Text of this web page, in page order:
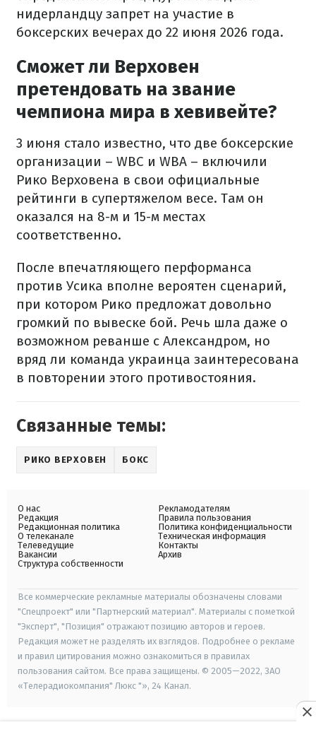
нидерландцу запрет на участие в
боксерских вечерах до 22 июня 2026 года.
Сможет ли Верховен
претендовать на звание
чемпиона мира в хевивейте?
3 июня стало известно, что две боксерские
организации – WBC и WBA – включили
Рико Верховена в свои официальные
рейтинги в супертяжелом весе. Там он
оказался на 8-м и 15-м местах
соответственно.
После впечатляющего перформанса
против Усика вполне вероятен сценарий,
при котором Рико предложат довольно
громкий по вывеске бой. Речь шла даже о
возможном реванше с Александром, но
вряд ли команда украинца заинтересована
в повторении этого противостояния.
Связанные темы:
РИКО ВЕРХОВЕН БОКС
О нас
Редакция
Редакционная политика
О телеканале
Телеведущие
Вакансии
Структура собственности
Рекламодателям
Правила пользования
Политика конфиденциальности
Техническая информация
Контакты
Архив
Все коммерческие рекламные материалы обозначены словами
"Спецпроект" или "Партнерский материал". Материалы с пометкой
"Эксперт", "Позиция" отражают позицию авторов и героев.
Редакция может не разделять их взглядов. Подробнее о рекламе
и правил цитирования можно ознакомиться в правилах
пользования сайтом. Все права защищены. © 2005—2022, ЗАО
«Телерадиокомпания" Люкс "», 24 Канал.